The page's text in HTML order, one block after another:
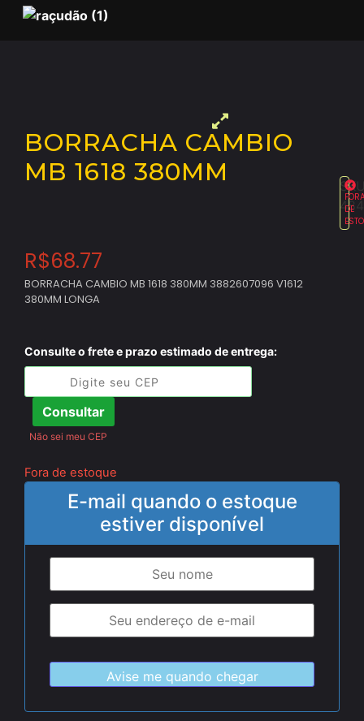
BORRACHA CAMBIO
MB 1618 380MM
484
DE
R$68.77
BORRACHA CAMBIO MB 1618 380MM 3882607096 V1612
380MM LONGA
Consulte o frete e prazo estimado de entrega:
Consultar
Não sei meu CEP
Fora de estoque
E-mail quando o estoque
estiver disponível